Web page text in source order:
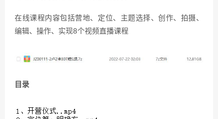
在线课程内容包括营地、定位、主题选择、创作、拍摄、
编辑、操作、实现8个视频直播课程
目录